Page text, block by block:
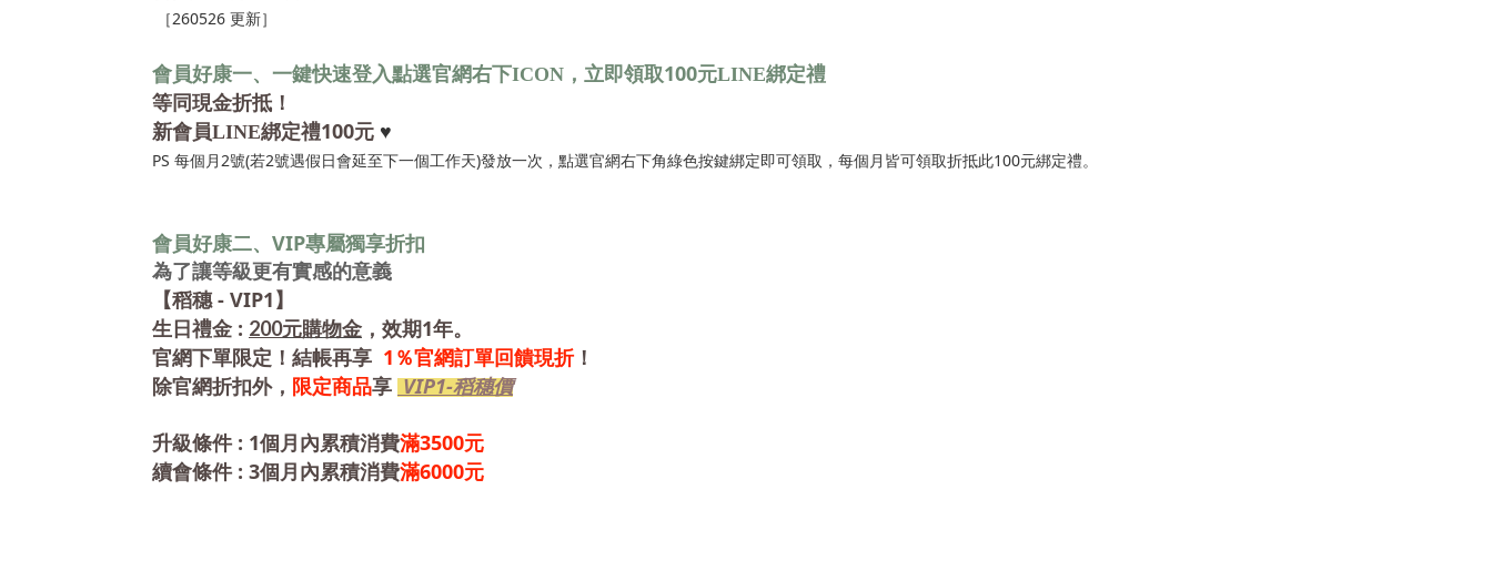
［260526 更新］
會員好康一、一鍵快速登入點選官網右下ICON，立即領取100元LINE綁定禮
等同現金折抵！
新會員LINE綁定禮100元 ♥
PS 每個月2號(若2號遇假日會延至下一個工作天)發放一次，點選官網右下角綠色按鍵綁定即可領取，每個月皆可領取折抵此100元綁定禮。
會員好康二、 VIP專屬獨享折扣
為了讓等級更有實感的意義
【稻穗- VIP1 】
生日禮金 : 200元購物金 ，效期1年。
官網下單限定！結帳再享 1％官網訂單回饋現折！
除官網折扣外， 限定商品享 VIP1-稻穗價
升級條件: 1個月內累積消費滿3500元
續會條件: 3個月內累積消費滿6000元